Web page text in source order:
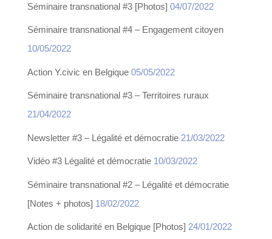
Séminaire transnational #3 [Photos] 04/07/2022
Séminaire transnational #4 – Engagement citoyen
10/05/2022
Action Y.civic en Belgique 05/05/2022
Séminaire transnational #3 – Territoires ruraux
21/04/2022
Newsletter #3 – Légalité et démocratie 21/03/2022
Vidéo #3 Légalité et démocratie 10/03/2022
Séminaire transnational #2 – Légalité et démocratie
[Notes + photos] 18/02/2022
Action de solidarité en Belgique [Photos] 24/01/2022